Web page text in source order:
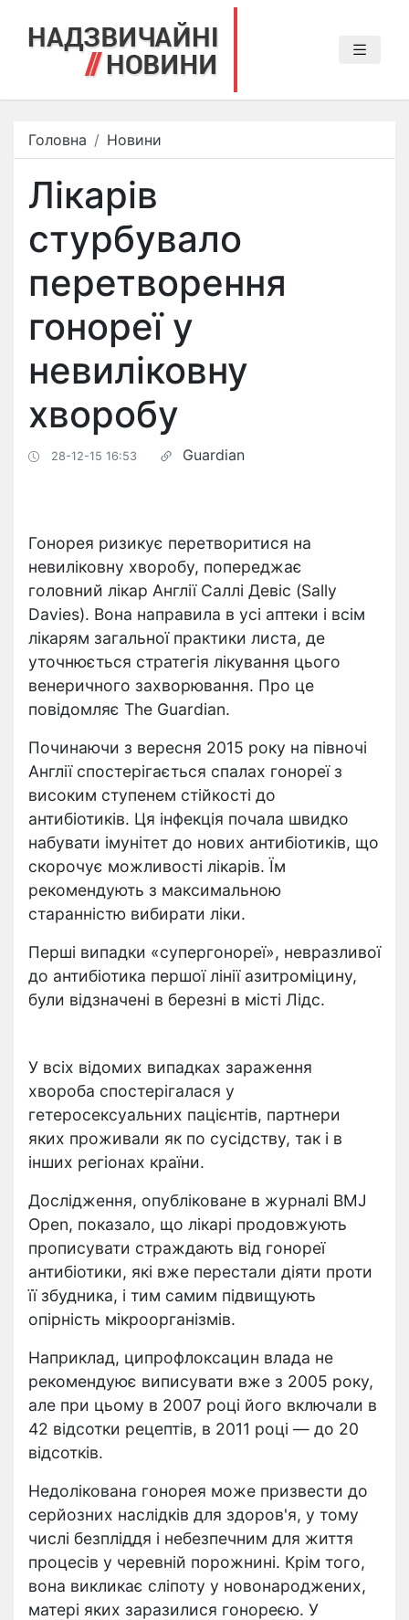
Головна Новини
Лікарів
стурбувало
перетворення
гонореї у
невиліковну
хворобу
28-12-15 16:53 Guardian
Гонорея ризикує перетворитися на
невиліковну хворобу, попереджає
головний лікар Англії Саллі Девіс (Sally
Davies). Вона направила в усі аптеки і всім
лікарям загальної практики листа, де
уточнюється стратегія лікування цього
венеричного захворювання. Про це
повідомляє The Guardian.
Починаючи з вересня 2015 року на півночі
Англії спостерігається спалах гонореї з
високим ступенем стійкості до
антибіотиків. Ця інфекція почала швидко
набувати імунітет до нових антибіотиків, що
скорочує можливості лікарів. Їм
рекомендують з максимальною
старанністю вибирати ліки.
Перші випадки «супергонореї», невразливої
до антибіотика першої лінії азитроміцину,
були відзначені в березні в місті Лідс.
У всіх відомих випадках зараження
хвороба спостерігалася у
гетеросексуальних пацієнтів, партнери
яких проживали як по сусідству, так і в
інших регіонах країни.
Дослідження, опубліковане в журналі BMJ
Open, показало, що лікарі продовжують
прописувати страждають від гонореї
антибіотики, які вже перестали діяти проти
її збудника, і тим самим підвищують
опірність мікроорганізмів.
Наприклад, ципрофлоксацин влада не
рекомендуює виписувати вже з 2005 року,
але при цьому в 2007 році його включали в
42 відсотки рецептів, в 2011 році — до 20
відсотків.
Недолікована гонорея може призвести до
серйозних наслідків для здоров'я, у тому
числі безпліддя і небезпечним для життя
процесів у черевній порожнині. Крім того,
вона викликає сліпоту у новонароджених,
матері яких заразилися гонореєю. У